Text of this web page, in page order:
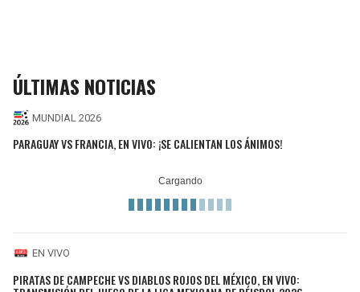
ÚLTIMAS NOTICIAS
MUNDIAL 2026
PARAGUAY VS FRANCIA, EN VIVO: ¡SE CALIENTAN LOS ÁNIMOS!
EN VIVO
PIRATAS DE CAMPECHE VS DIABLOS ROJOS DEL MÉXICO, EN VIVO: